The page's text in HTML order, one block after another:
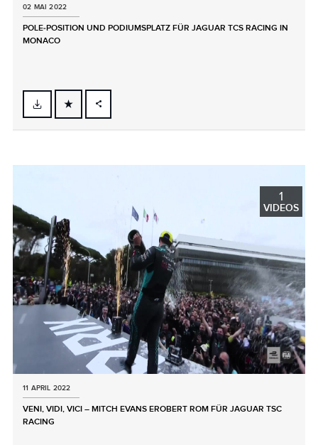
02 MAI 2022
POLE‑POSITION UND PODIUMSPLATZ FÜR JAGUAR TCS RACING IN
MONACO
FACEBOOK
LINKEDIN
1
VIDEOS
11 APRIL 2022
VENI, VIDI, VICI – MITCH EVANS EROBERT ROM FÜR JAGUAR TSC
RACING